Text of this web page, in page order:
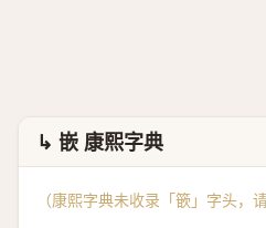
↳ 嵌 康熙字典
（康熙字典未收录「篏」字头，